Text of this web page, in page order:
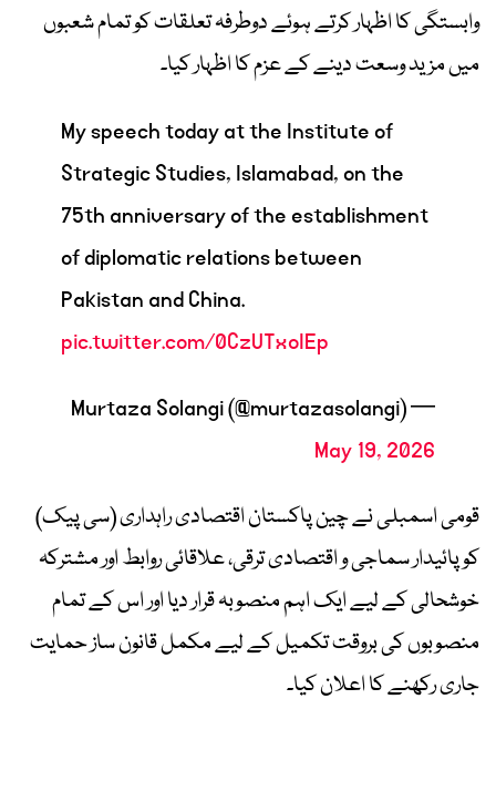
وابستگی کا اظہار کرتے ہوئے دوطرفہ تعلقات کو تمام شعبوں
میں مزید وسعت دینے کے عزم کا اظہار کیا۔
My speech today at the Institute of
Strategic Studies, Islamabad, on the
75th anniversary of the establishment
of diplomatic relations between
Pakistan and China.
pic.twitter.com/0CzUTxoIEp
— Murtaza Solangi (@murtazasolangi)
May 19, 2026
قومی اسمبلی نے چین پاکستان اقتصادی راہداری (سی پیک)
کو پائیدار سماجی و اقتصادی ترقی، علاقائی روابط اور مشترکہ
خوشحالی کے لیے ایک اہم منصوبہ قرار دیا اور اس کے تمام
منصوبوں کی بروقت تکمیل کے لیے مکمل قانون ساز حمایت
جاری رکھنے کا اعلان کیا۔